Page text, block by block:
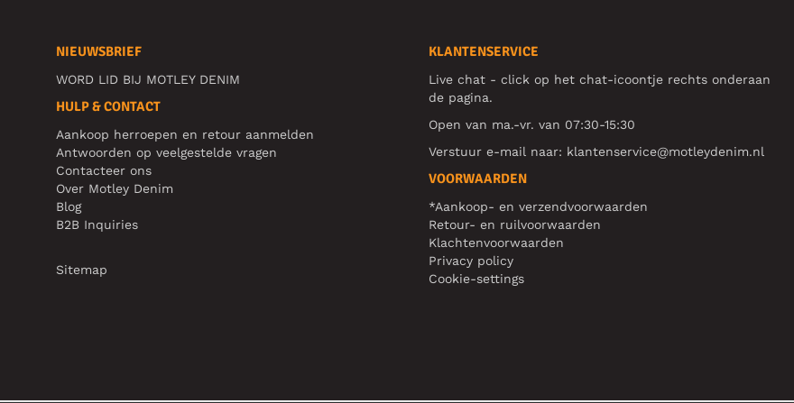
NIEUWSBRIEF
WORD LID BIJ MOTLEY DENIM
HULP & CONTACT
Aankoop herroepen en retour aanmelden
Antwoorden op veelgestelde vragen
Contacteer ons
Over Motley Denim
Blog
B2B Inquiries
Sitemap
KLANTENSERVICE
Live chat - click op het chat-icoontje rechts onderaan
de pagina.
Open van ma.-vr. van 07:30-15:30
Verstuur e-mail naar: klantenservice@motleydenim.nl
VOORWAARDEN
*Aankoop- en verzendvoorwaarden
Retour- en ruilvoorwaarden
Klachtenvoorwaarden
Privacy policy
Cookie-settings